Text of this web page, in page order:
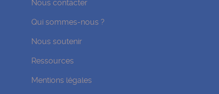
Nous contacter
Qui sommes-nous ?
Nous soutenir
Ressources
Mentions légales